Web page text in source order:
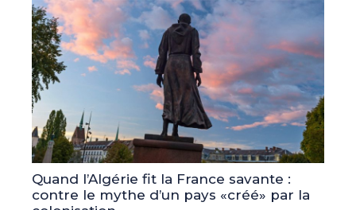
Quand l’Algérie fit la France savante :
contre le mythe d’un pays «créé» par la